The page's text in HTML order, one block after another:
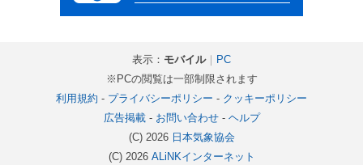
表示： モバイル｜ PC
※PCの閲覧は一部制限されます
利用規約 - プライバシーポリシー - クッキーポリシー
広告掲載- お問い合わせ- ヘルプ
(C) 2026 日本気象協会
(C) 2026 ALiNKインターネット